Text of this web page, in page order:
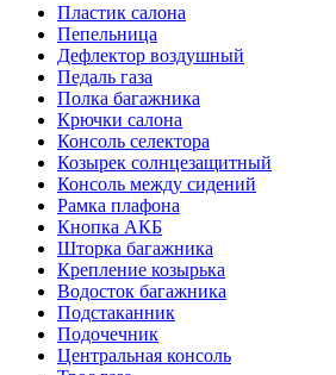
Пластик салона
Пепельница
Дефлектор воздушный
Педаль газа
Полка багажника
Крючки салона
Консоль селектора
Козырек солнцезащитный
Консоль между сидений
Рамка плафона
Кнопка АКБ
Шторка багажника
Крепление козырька
Водосток багажника
Подстаканник
Подочечник
Центральная консоль